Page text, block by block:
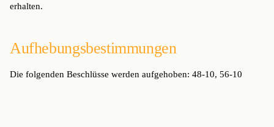
erhalten.
Aufhebungsbestimmungen
Die folgenden Beschlüsse werden aufgehoben: 48-10, 56-10